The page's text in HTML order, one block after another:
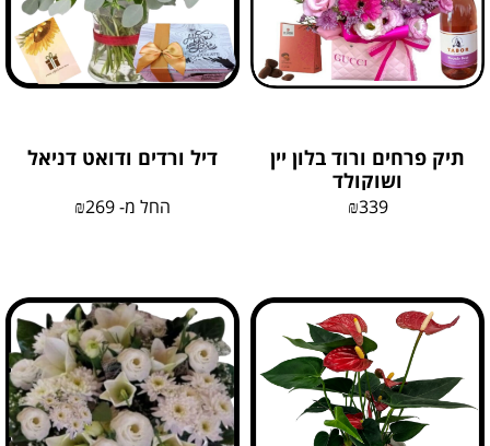
תיק פרחים ורוד בלון יין
ושוקולד
₪339
דיל ורדים ודואט דניאל
החל מ- ₪269